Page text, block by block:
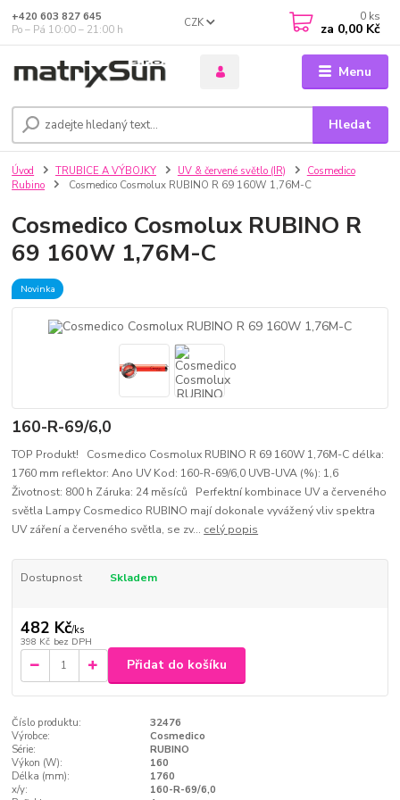
Menu
CZK
Hledat
+420 603 827 645
Po – Pá 10:00 – 21:00 h
0 ks
za 0,00 Kč
Úvod TRUBICE A VÝBOJKY UV & červené světlo (IR)
Cosmedico
Rubino
Cosmedico Cosmolux RUBINO R 69 160W 1,76M-C
Cosmedico Cosmolux RUBINO R
69 160W 1,76M-C
Novinka
160-R-69/6,0
TOP Produkt! Cosmedico Cosmolux RUBINO R 69 160W 1,76M-C délka:
1760 mm reflektor: Ano UV Kod: 160-R-69/6,0 UVB-UVA (%): 1,6
Životnost: 800 h Záruka: 24 měsíců Perfektní kombinace UV a červeného
světla Lampy Cosmedico RUBINO mají dokonale vyvážený vliv spektra
UV záření a červeného světla, se zv... celý popis
Dostupnost Skladem
482 Kč/ks
398 Kč bez DPH
Přidat do košíku
Číslo produktu:
32476
Výrobce:
Cosmedico
Série:
RUBINO
Výkon (W):
160
Délka (mm):
1760
x/y:
160-R-69/6,0